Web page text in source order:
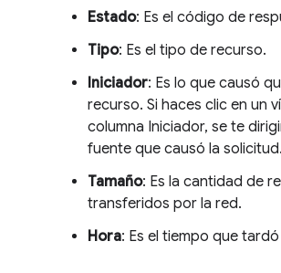
Estado: Es el código de
Tipo: Es el tipo de recurso.
Iniciador: Es lo que causó
recurso. Si haces clic en un
columna Iniciador, se te
fuente que causó la solicitud.
Tamaño: Es la cantidad de
transferidos por la red.
Hora: Es el tiempo que